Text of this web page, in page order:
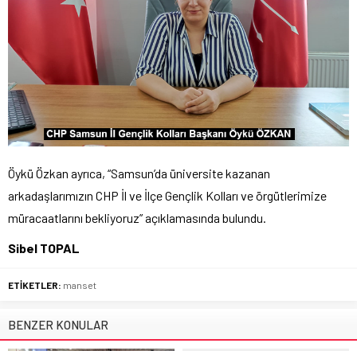
Öykü Özkan ayrıca, “Samsun’da üniversite kazanan
arkadaşlarımızın CHP İl ve İlçe Gençlik Kolları ve örgütlerimize
müracaatlarını bekliyoruz” açıklamasında bulundu.
Sibel TOPAL
ETİKETLER: manset
BENZER KONULAR